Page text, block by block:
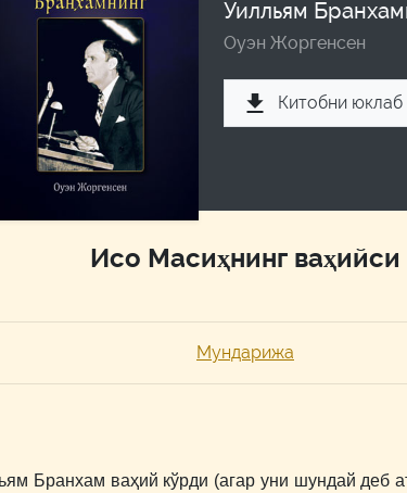
Уилльям
Оуэн Жоргенсен
Китобни
Исо Масиҳнинг ваҳийси
Мундарижа
Бранхам ваҳий кўрди (агар уни шундай деб